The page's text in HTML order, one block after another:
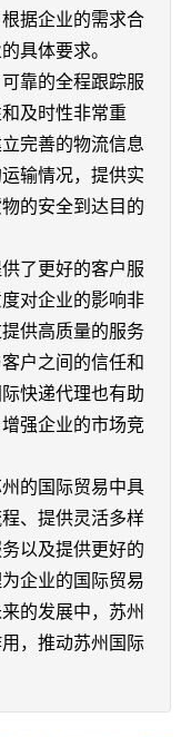
据企业的需求合
具体要求。
靠的全程跟踪服
及时性非常重
完善的物流信息
输情况，提供实
的安全到达目的
了更好的客户服
对企业的影响非
供高质量的服务
户之间的信任和
快递代理也有助
强企业的市场竞
的国际贸易中具
、提供灵活多样
以及提供更好的
企业的国际贸易
的发展中，苏州
，推动苏州国际